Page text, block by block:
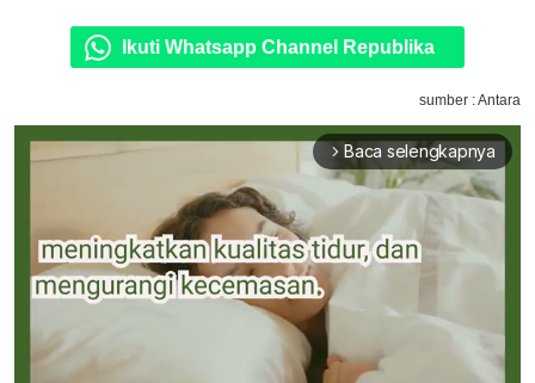
Ikuti Whatsapp Channel Republika
sumber : Antara
arrow_forward_ios Baca selengkapnya